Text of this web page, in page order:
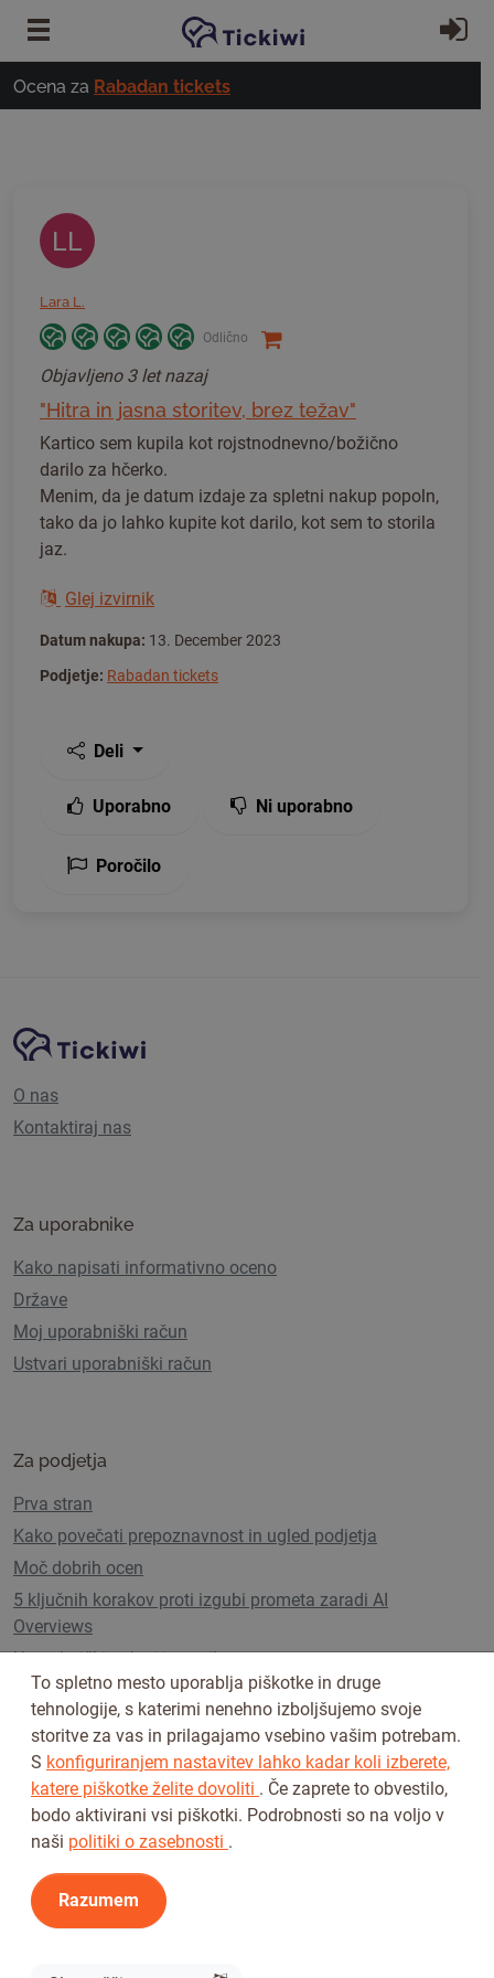
Preskoči na glavno vsebino
Ocena za Rabadan tickets
LL
Lara L.
Odlično
Objavljeno 3 let nazaj
"Hitra in jasna storitev, brez težav"
Kartico sem kupila kot rojstnodnevno/božično
darilo za hčerko.
Menim, da je datum izdaje za spletni nakup popoln,
tako da jo lahko kupite kot darilo, kot sem to storila
jaz.
Glej izvirnik
Datum nakupa: 13. December 2023
Podjetje: Rabadan tickets
Deli
Uporabno Ni uporabno
Poročilo
Navigacija spletnega mesta
Platforma Tickiwi
O nas
Kontaktiraj nas
Za uporabnike
Kako napisati informativno oceno
Države
Moj uporabniški račun
Ustvari uporabniški račun
Za podjetja
Prva stran
Kako povečati prepoznavnost in ugled podjetja
Moč dobrih ocen
5 ključnih korakov proti izgubi prometa zaradi AI
Overviews
Uporabniški paketi in cenik
Sledi nam na
© 2026 Tickiwi - Vse pravice pridržane
To spletno mesto uporablja piškotke in druge
tehnologije, s katerimi nenehno izboljšujemo svoje
storitve za vas in prilagajamo vsebino vašim potrebam.
S konfiguriranjem nastavitev lahko kadar koli izberete,
katere piškotke želite dovoliti . Če zaprete to obvestilo,
bodo aktivirani vsi piškotki. Podrobnosti so na voljo v
naši politiki o zasebnosti .
Razumem